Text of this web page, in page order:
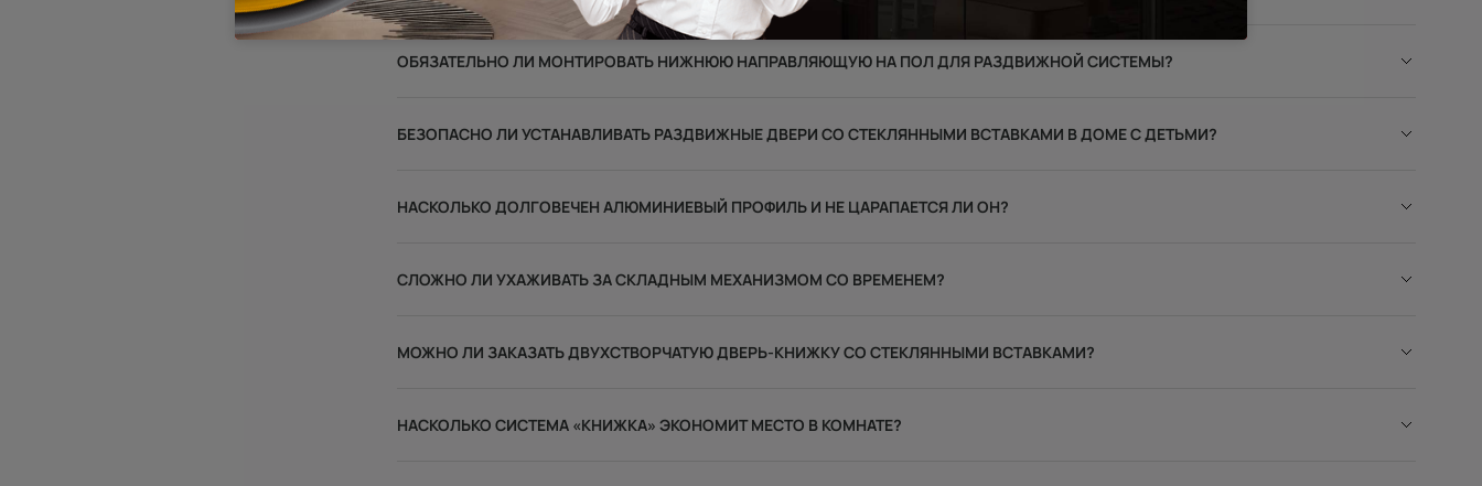
ОБЯЗАТЕЛЬНО ЛИ МОНТИРОВАТЬ НИЖНЮЮ НАПРАВЛЯЮЩУЮ НА ПОЛ ДЛЯ РАЗДВИЖНОЙ СИСТЕМЫ?
БЕЗОПАСНО ЛИ УСТАНАВЛИВАТЬ РАЗДВИЖНЫЕ ДВЕРИ СО СТЕКЛЯННЫМИ ВСТАВКАМИ В ДОМЕ С ДЕТЬМИ?
НАСКОЛЬКО ДОЛГОВЕЧЕН АЛЮМИНИЕВЫЙ ПРОФИЛЬ И НЕ ЦАРАПАЕТСЯ ЛИ ОН?
СЛОЖНО ЛИ УХАЖИВАТЬ ЗА СКЛАДНЫМ МЕХАНИЗМОМ СО ВРЕМЕНЕМ?
МОЖНО ЛИ ЗАКАЗАТЬ ДВУХСТВОРЧАТУЮ ДВЕРЬ-КНИЖКУ СО СТЕКЛЯННЫМИ ВСТАВКАМИ?
НАСКОЛЬКО СИСТЕМА «КНИЖКА» ЭКОНОМИТ МЕСТО В КОМНАТЕ?